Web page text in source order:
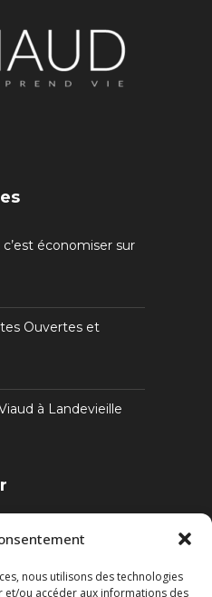
nous utilisons des technologies
ou accéder aux informations des
économiser sur
Ouvertes et
à Landevieille
Landevieille